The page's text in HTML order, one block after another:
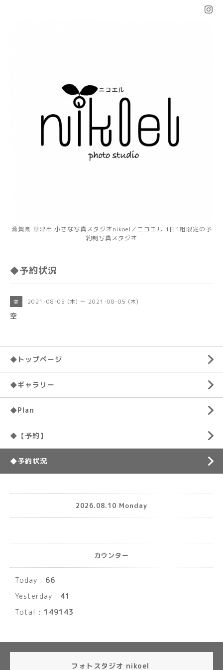
滋賀県 草津市 小さな写真スタジオnikoel／ニコエル 1日1組限定の予
約制写真スタジオ
◆予約状況
空 2021-08-05 (木) ～ 2021-08-05 (木)
空
◆トップページ
◆ギャラリー
◆Plan
◆【予約】
◆予約状況
2026.08.10 Monday
カウンター
Today : 66
Yesterday : 41
Total : 149143
フォトスタジオ nikoel